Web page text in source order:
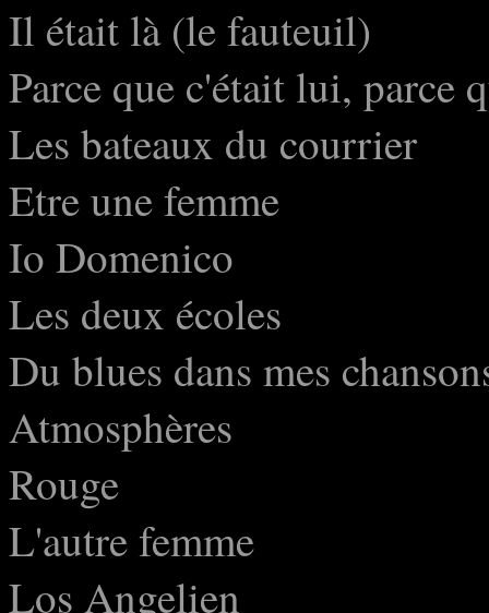
Il était là (le fauteuil)
Parce que c'était lui, parce
Les bateaux du courrier
Etre une femme
Io Domenico
Les deux écoles
Du blues dans mes
Atmosphères
Rouge
L'autre femme
Los Angelien